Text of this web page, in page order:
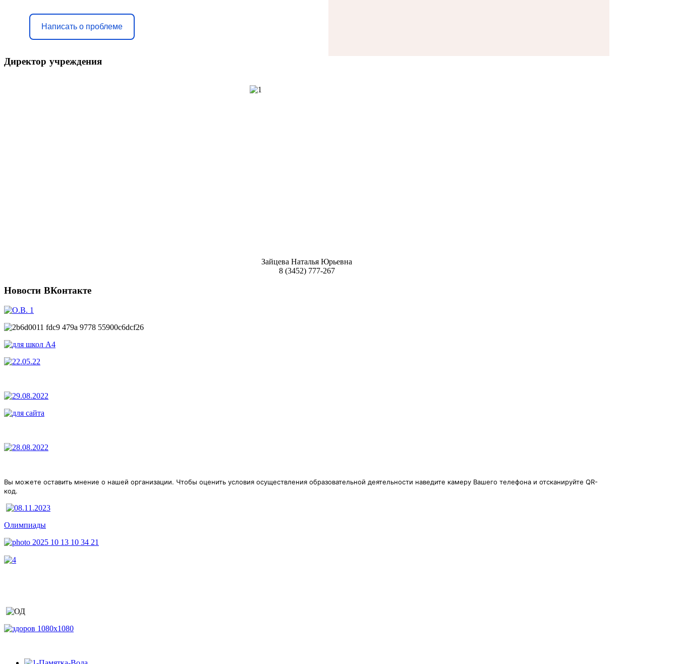
Написать о проблеме
Директор учреждения
Зайцева Наталья Юрьевна
8 (3452) 777-267
Новости ВКонтакте
Вы можете оставить мнение о нашей организации. Чтобы оценить условия осуществления образовательной деятельности наведите камеру Вашего телефона и отсканируйте QR-
код.
Олимпиады